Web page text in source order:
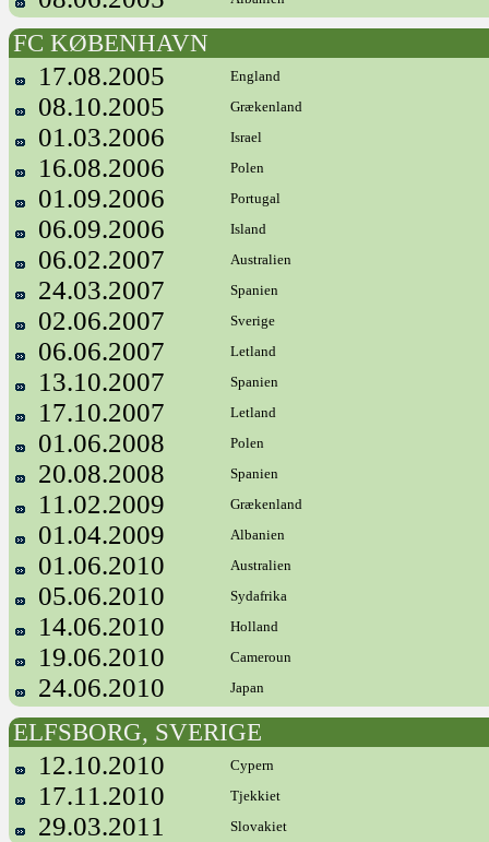
FC KØBENHAVN
17.08.2005 England
08.10.2005 Grækenland
01.03.2006 Israel
16.08.2006 Polen
01.09.2006 Portugal
06.09.2006 Island
06.02.2007 Australien
24.03.2007 Spanien
02.06.2007 Sverige
06.06.2007 Letland
13.10.2007 Spanien
17.10.2007 Letland
01.06.2008 Polen
20.08.2008 Spanien
11.02.2009 Grækenland
01.04.2009 Albanien
01.06.2010 Australien
05.06.2010 Sydafrika
14.06.2010 Holland
19.06.2010 Cameroun
24.06.2010 Japan
ELFSBORG, SVERIGE
12.10.2010 Cypern
17.11.2010 Tjekkiet
29.03.2011 Slovakiet